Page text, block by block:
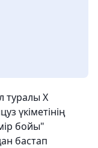
туралы Х
үкіметінің
бойы"
бастап